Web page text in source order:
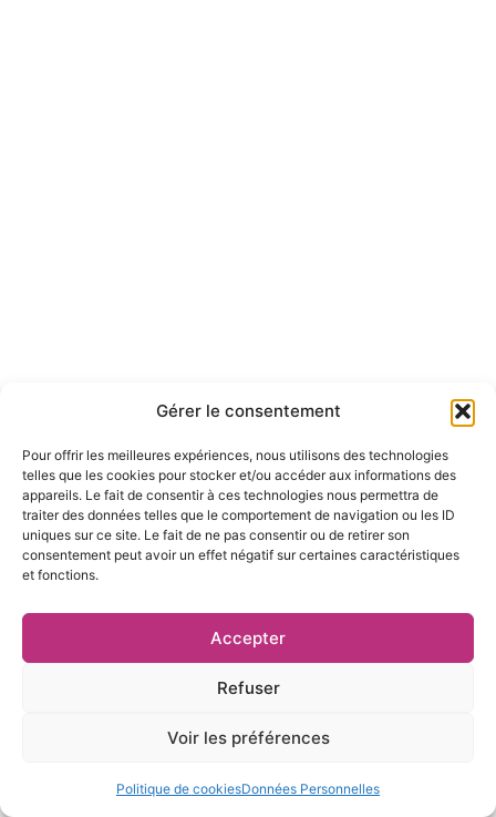
Gérer le consentement
Pour offrir les meilleures expériences, nous utilisons des technologies
telles que les cookies pour stocker et/ou accéder aux informations des
appareils. Le fait de consentir à ces technologies nous permettra de
traiter des données telles que le comportement de navigation ou les ID
uniques sur ce site. Le fait de ne pas consentir ou de retirer son
consentement peut avoir un effet négatif sur certaines caractéristiques
et fonctions.
Accepter
Refuser
Voir les préférences
Politique de cookiesDonnées Personnelles